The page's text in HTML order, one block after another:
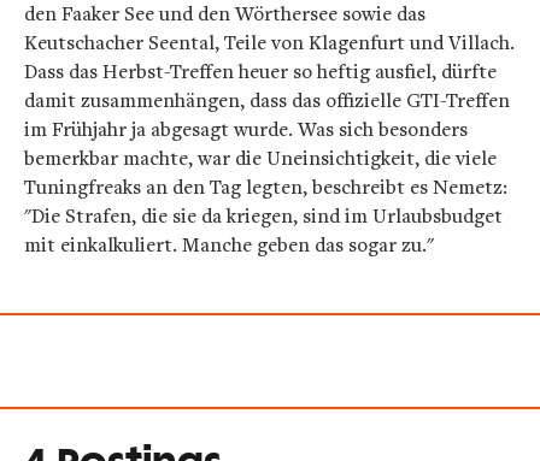
den Faaker See und den Wörthersee sowie das
Keutschacher Seental, Teile von Klagenfurt und Villach.
Dass das Herbst-Treffen heuer so heftig ausfiel, dürfte
damit zusammenhängen, dass das offizielle GTI-Treffen
im Frühjahr ja abgesagt wurde. Was sich besonders
bemerkbar machte, war die Uneinsichtigkeit, die viele
Tuningfreaks an den Tag legten, beschreibt es Nemetz:
"Die Strafen, die sie da kriegen, sind im Urlaubsbudget
mit einkalkuliert. Manche geben das sogar zu."